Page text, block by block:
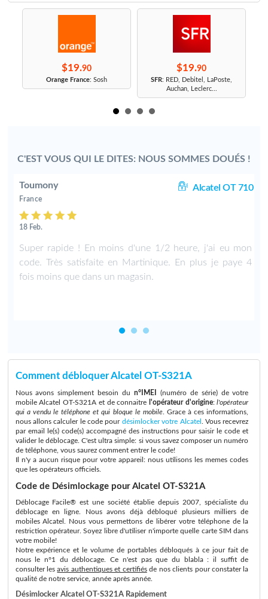
$19.90
Orange France: Sosh
$19.90
SFR: RED, Debitel, LaPoste,
Auchan, Leclerc...
C'EST VOUS QUI LE DITES: NOUS SOMMES DOUÉS !
Toumony Alcatel OT 710
France
18 Feb.
Super rapide ! En moins d'une 1/2 heure, j'ai eu mon
code. Très satisfaite en Martinique. En plus je paye 4
fois moins que dans un magasin.
Comment débloquer Alcatel OT-S321A
Nous avons simplement besoin du n°IMEI
(numéro de série) de votre
mobile Alcatel OT-S321A et de connaitre l'opérateur d'origine:l'opérateur
qui a vendu le téléphone et qui bloque le mobile. Grace à ces informations,
nous allons calculer le code pour désimlocker votre Alcatel
. Vous recevrez
par email le(s) code(s) accompagné des instructions pour saisir le code et
valider le déblocage. C'est ultra simple: si vous savez composer un numéro
de téléphone, vous saurez comment entrer le code!
Il n'y a aucun risque pour votre appareil: nous utilisons les memes codes
que les opérateurs officiels.
Code de Désimlockage pour Alcatel OT-S321A
Déblocage Facile® est une société établie depuis 2007, spécialiste du
déblocage en ligne. Nous avons déjà débloqué plusieurs milliers de
mobiles Alcatel. Nous vous permettons de libérer votre téléphone de la
restriction opérateur. Soyez libre d'utiliser n'importe quelle carte SIM dans
votre mobile!
Notre expérience et le volume de portables débloqués à ce jour fait de
nous le n°1 du déblocage. Ce n'est pas que du blabla : il suffit de
consulter lesavis authentiques et certifiésde nos clients pour constater la
qualité de notre service, année après année.
Désimlocker Alcatel OT-S321A Rapidement